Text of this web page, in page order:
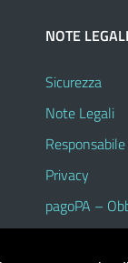
NOTE LEGALI
Sicurezza
Note Legali
Privacy
pagoPA –